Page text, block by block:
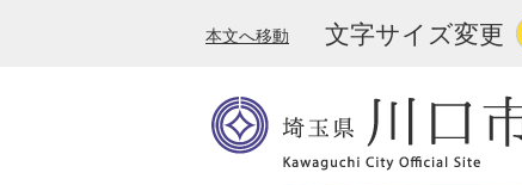
本文へ移動 文字サイズ変更